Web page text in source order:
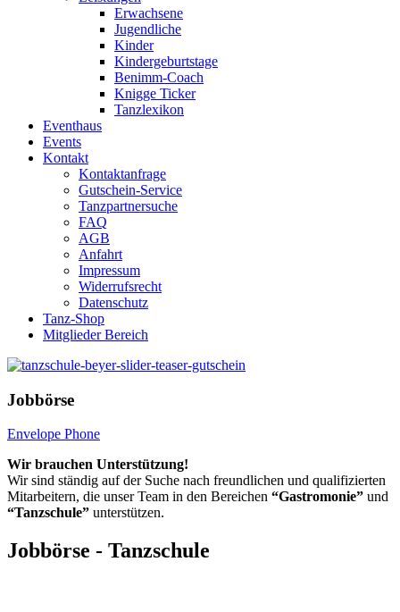
Erwachsene
Jugendliche
Kinder
Kindergeburtstage
Benimm-Coach
Knigge Ticker
Tanzlexikon
Eventhaus
Events
Kontakt
Kontaktanfrage
Gutschein-Service
Tanzpartnersuche
FAQ
AGB
Anfahrt
Impressum
Widerrufsrecht
Datenschutz
Tanz-Shop
Mitglieder Bereich
Jobbörse
Envelope Phone
Wir brauchen Unterstützung!
Wir sind ständig auf der Suche nach freundlichen und qualifizierten
Mitarbeitern, die unser Team in den Bereichen “Gastromonie” und
“Tanzschule” unterstützen.
Jobbörse - Tanzschule